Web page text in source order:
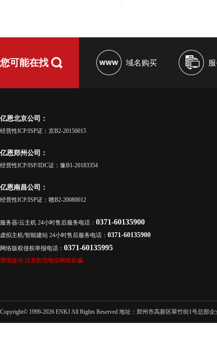
您可能在找 域名购买
亿恩北京公司：
经营性ICP/ISP证：京B2-20150015
亿恩郑州公司：
经营性ICP/ISP/IDC证：豫B1-20183354
亿恩南昌公司：
经营性ICP/ISP证：赣B2-20080012
服务器/云主机 24小时售后服务电话： 0371-60135900
虚拟主机/智能建站 24小时售后服务电话： 0371-60135900
网络版权侵权举报电话： 0371-60135995
警情提示:注意防范电信网络诈骗
Copyright© 1999-2026 ENKJ All Rights Reserved 地址：郑州市高新区翠竹街1号